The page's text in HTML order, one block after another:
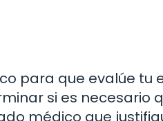
para que evalúe
si es necesario
médico que